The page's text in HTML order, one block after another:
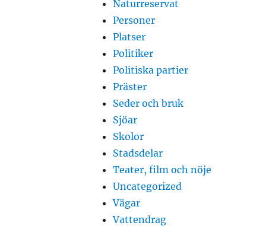
Naturreservat
Personer
Platser
Politiker
Politiska partier
Präster
Seder och bruk
Sjöar
Skolor
Stadsdelar
Teater, film och nöje
Uncategorized
Vägar
Vattendrag